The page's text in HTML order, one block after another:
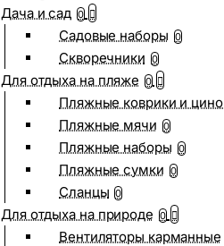
Дача и сад 0
Садовые наборы 0
Скворечники 0
Для отдыха на пляже 0
Пляжные коврики и
Пляжные мячи 0
Пляжные наборы 0
Пляжные сумки 0
Сланцы 0
Для отдыха на природе 0
Вентиляторы карманные